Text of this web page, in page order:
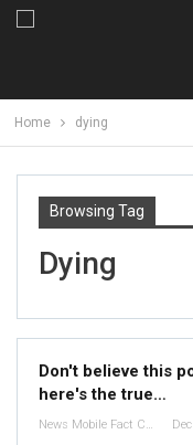
Home dying
Browsing Tag
Dying
Don't believe this
here's the true…
News Mobile Fact Check Bureau